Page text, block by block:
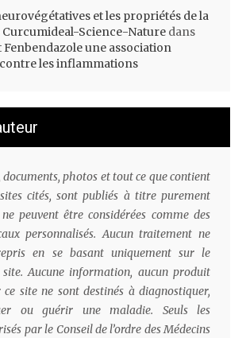
et les propriétés de la
Science-Nature dans
une association
les inflammations
documents, photos et tout ce que contient
cités, sont publiés à titre purement
peuvent être considérées comme des
personnalisés. Aucun traitement ne
en se basant uniquement sur le
site. Aucune information, aucun produit
site ne sont destinés à diagnostiquer,
ou guérir une maladie. Seuls les
par le Conseil de l’ordre des Médecins